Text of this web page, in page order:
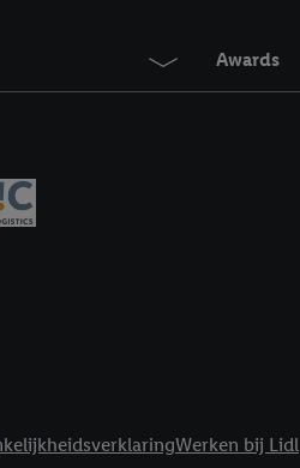
Awards
Werken bij Lidl
behulp van jouw gehashte e-
aan jou kunnen worden
cookies en vergelijkbare
doeleinden. Meer informatie,
gewenst moment in te